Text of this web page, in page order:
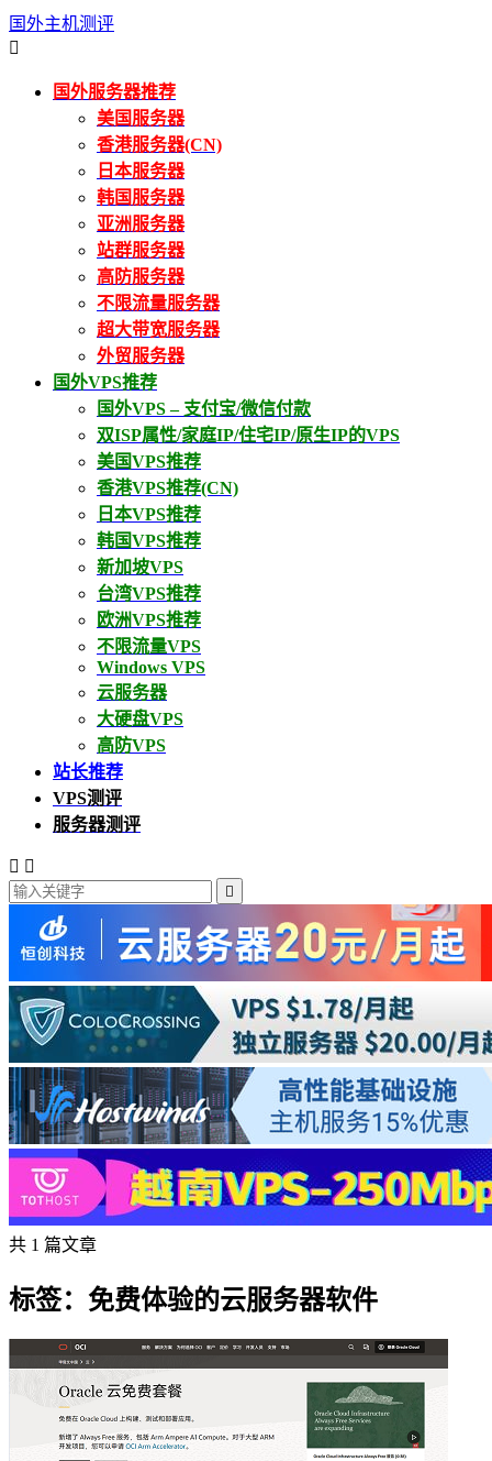
国外主机测评

国外服务器推荐
美国服务器
香港服务器(CN)
日本服务器
韩国服务器
亚洲服务器
站群服务器
高防服务器
不限流量服务器
超大带宽服务器
外贸服务器
国外VPS推荐
国外VPS – 支付宝/微信付款
双ISP属性/家庭IP/住宅IP/原生IP的VPS
美国VPS推荐
香港VPS推荐(CN)
日本VPS推荐
韩国VPS推荐
新加坡VPS
台湾VPS推荐
欧洲VPS推荐
不限流量VPS
Windows VPS
云服务器
大硬盘VPS
高防VPS
站长推荐
VPS测评
服务器测评
 

共 1 篇文章
标签：免费体验的云服务器软件